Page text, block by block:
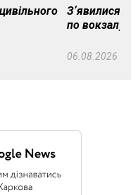
Зʼявилися
по вокзалу в
06.08.2026